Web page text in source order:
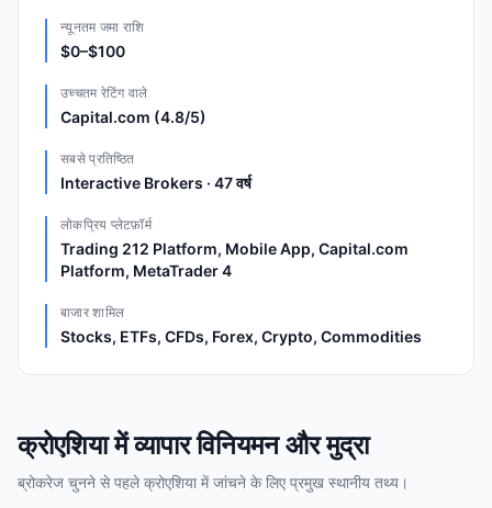
न्यूनतम जमा राशि
$0–$100
उच्चतम रेटिंग वाले
Capital.com (4.8/5)
सबसे प्रतिष्ठित
Interactive Brokers · 47 वर्ष
लोकप्रिय प्लेटफ़ॉर्म
Trading 212 Platform, Mobile App, Capital.com
Platform, MetaTrader 4
बाजार शामिल
Stocks, ETFs, CFDs, Forex, Crypto, Commodities
क्रोएशिया में व्यापार विनियमन और मुद्रा
ब्रोकरेज चुनने से पहले क्रोएशिया में जांचने के लिए प्रमुख स्थानीय तथ्य।